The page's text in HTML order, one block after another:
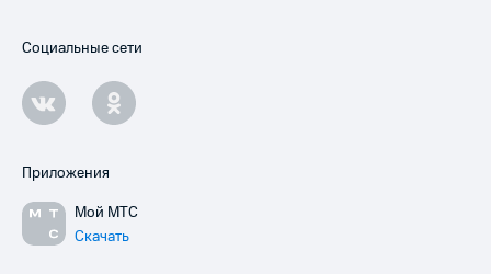
Социальные сети
Приложения
Мой МТС
Скачать